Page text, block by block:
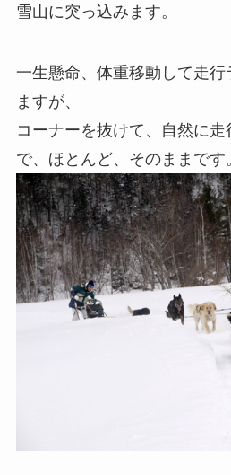
雪山に突っ込みます。
一生懸命、体重移動して走行
ますが、
コーナーを抜けて、自然に走
で、ほとんど、そのままです